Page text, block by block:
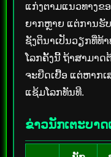
ແກ່ງຕາມແນວທາງຂ
ຍາກຫຼາຍ ແຕ່ການຮັ
ຊັງຕິນາເປັນວຽກທີ່ທ້
ໂລກຄັ້ງນີ້ ຖ້າສາມາດ
ຈະຍືດເຢື້ອ ແຕ່ຫາກເ
ແຊ້ມໂລກທັນທີ.
ຂ່າວນັກເຕະບາ